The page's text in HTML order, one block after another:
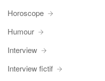
Horoscope
Humour
Interview
Interview fictif